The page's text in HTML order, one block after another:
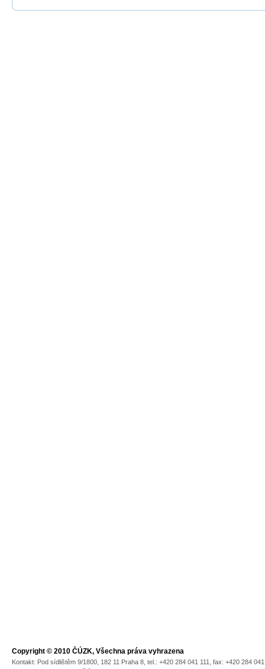
Copyright © 2010 ČÚZK, Všechna práva vyhrazena
Kontakt: Pod sídlištěm 9/1800, 182 11 Praha 8, tel.: +420 284 041 111, fax: +420 284